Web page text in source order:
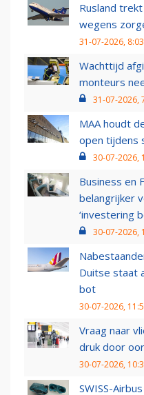
Rusland
wegens
31-07-2026, 8:03
Wachttijd
monteurs
31-07-2026,
MAA houdt
open tijdens
30-07-2026,
Business en
belangrijker
‘investering
30-07-2026,
Duitse staat
bot
30-07-2026,
Vraag naar
druk door
30-07-2026,
SWISS-